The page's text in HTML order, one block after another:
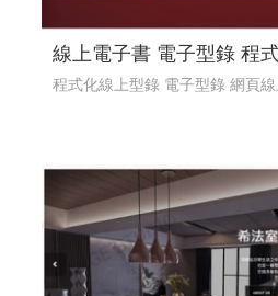
線上電子書 電子型錄 程
程式化線上型錄 電子型錄 網頁線